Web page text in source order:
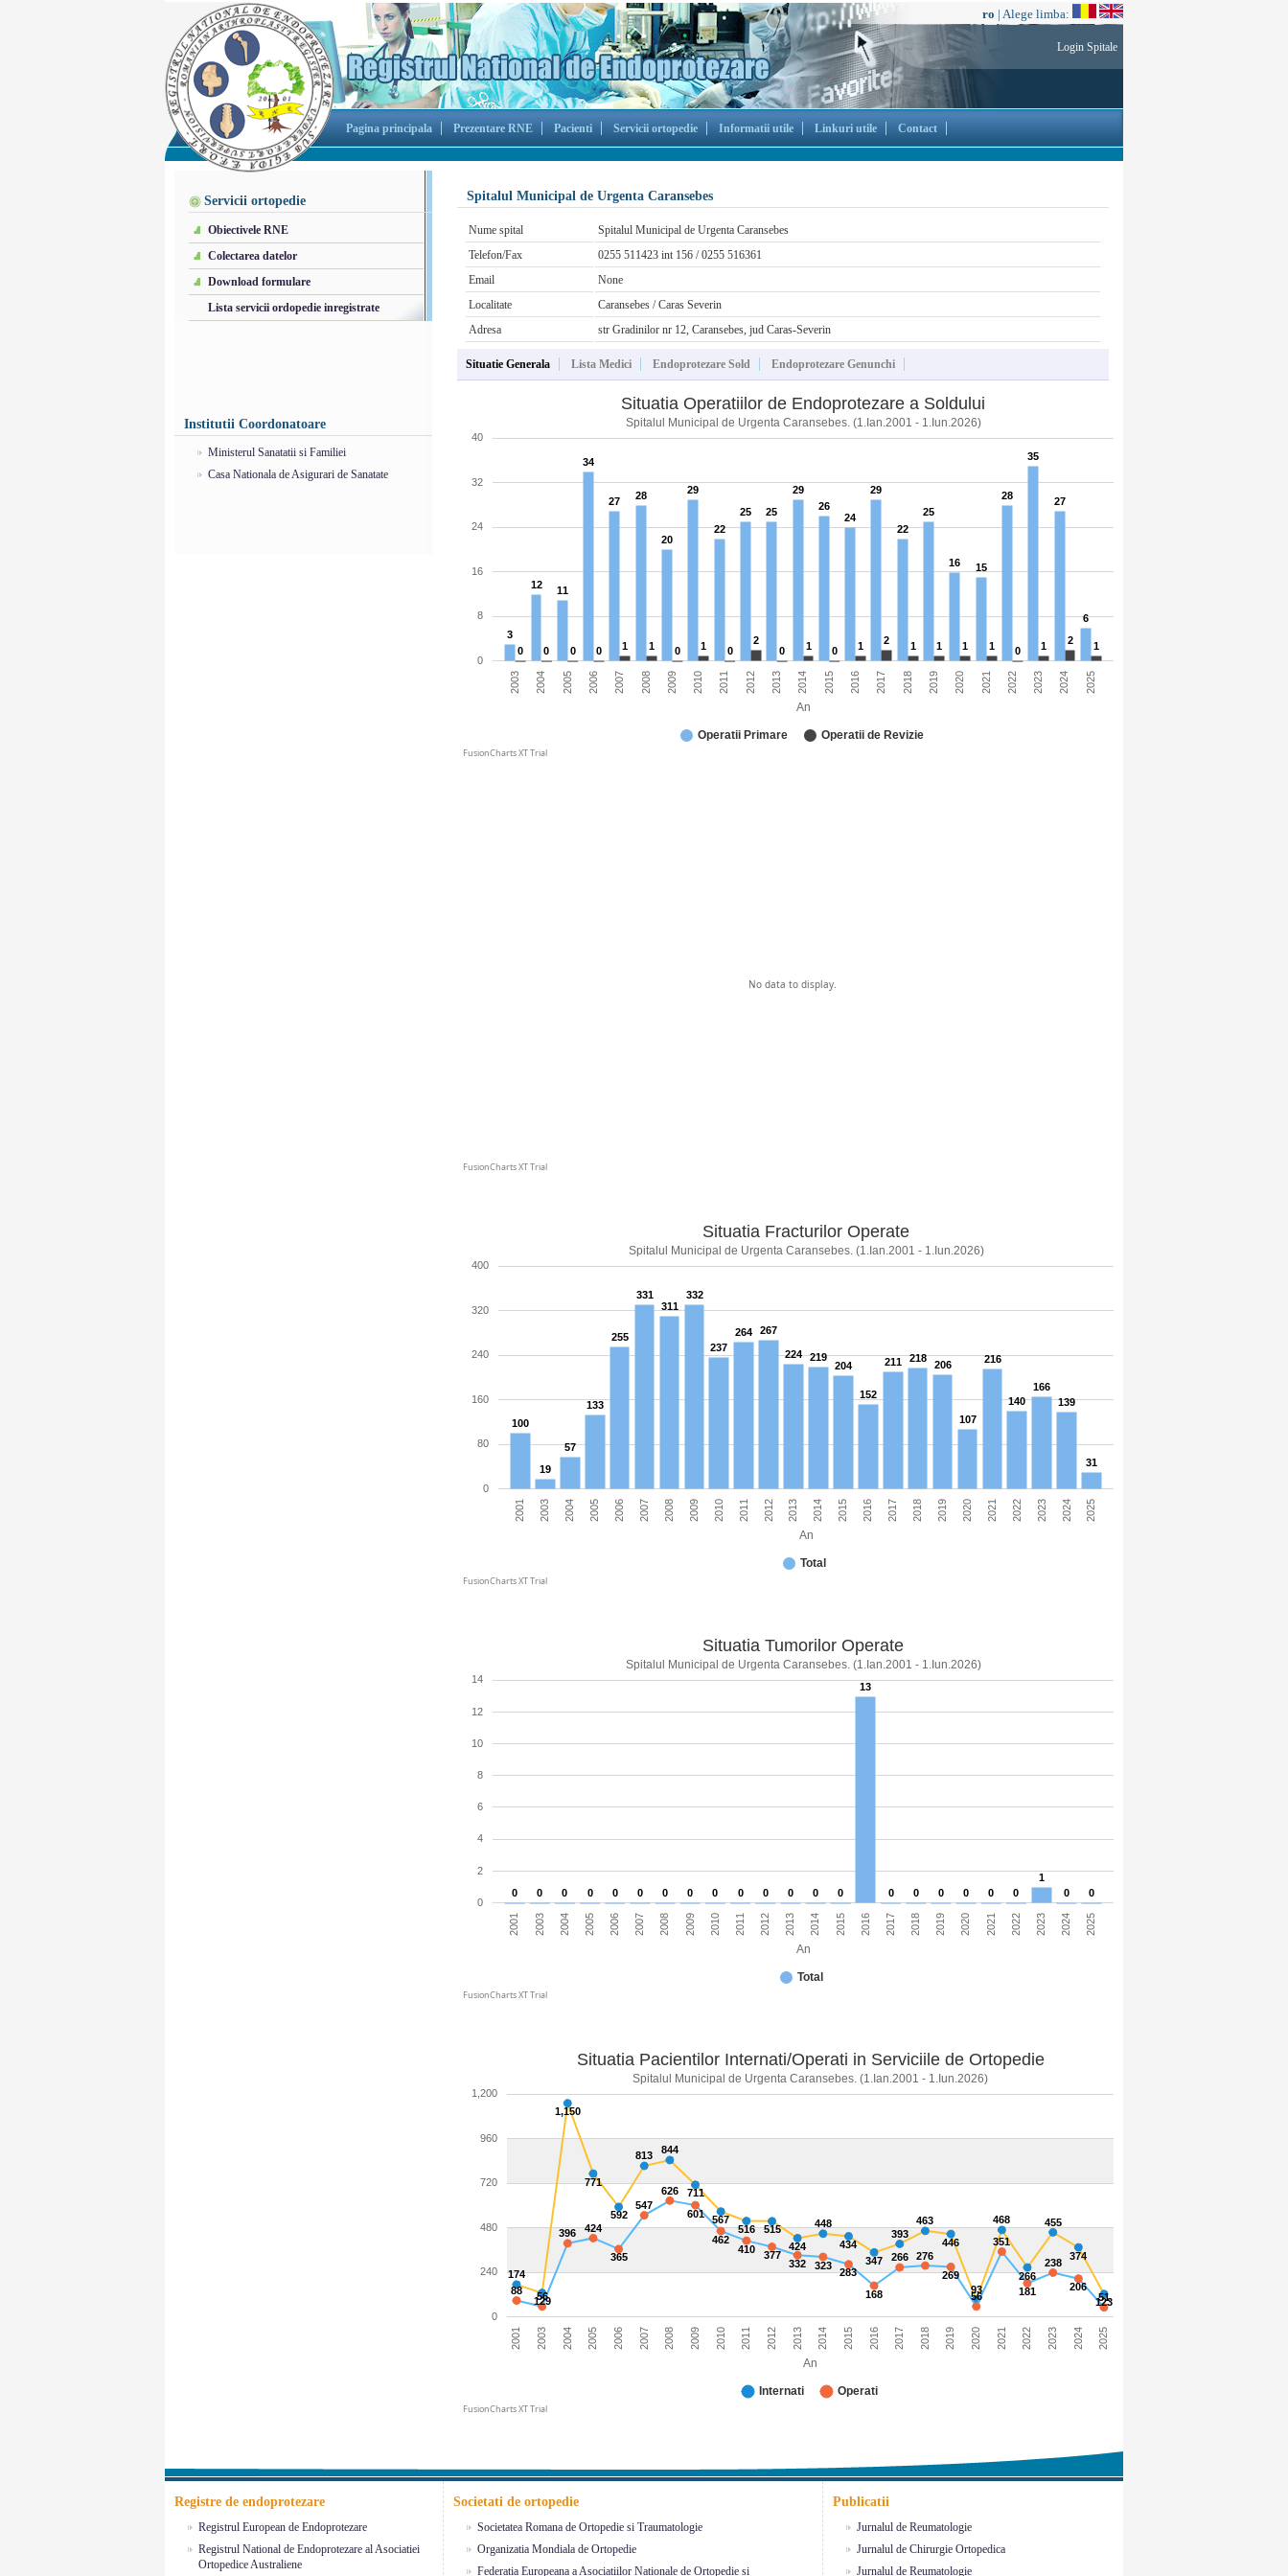
ro | Alege limba:
Login Spitale
Pagina principala Prezentare RNE Pacienti Servicii ortopedie Informatii utile Linkuri utile Contact
Servicii ortopedie
Obiectivele RNE
Colectarea datelor
Download formulare
Lista servicii ordopedie inregistrate
Institutii Coordonatoare
Ministerul Sanatatii si Familiei
Casa Nationala de Asigurari de Sanatate
Spitalul Municipal de Urgenta Caransebes
Nume spital
Spitalul Municipal de Urgenta Caransebes
Telefon/Fax
0255 511423 int 156 / 0255 516361
Email
None
Localitate
Caransebes / Caras Severin
Adresa
str Gradinilor nr 12, Caransebes, jud Caras-Severin
Situatie Generala Lista Medici Endoprotezare Sold Endoprotezare Genunchi
0
8
16
24
32
40
An
2003 2004 2005 2006 2007 2008 2009 2010 2011 2012 2013 2014 2015 2016 2017 2018 2019 2020 2021 2022 2023 2024 2025
3
12 11
34
27 28
20
29
22
25 25
29
26
24
29
22
25
16 15
28
35
27
6
0 0 0 0 1 1 0 1 0
2
0
1 0 1 2 1 1 1 1 0 1 2 1
Situatia Operatiilor de Endoprotezare a Soldului
Spitalul Municipal de Urgenta Caransebes. (1.Ian.2001 - 1.Iun.2026)
Operatii Primare Operatii de Revizie
FusionCharts XT Trial
No data to display.
FusionCharts XT Trial
0
80
160
240
320
400
An
2001 2003 2004 2005 2006 2007 2008 2009 2010 2011 2012 2013 2014 2015 2016 2017 2018 2019 2020 2021 2022 2023 2024 2025
100
19
57
133
255
331
311
332
237
264 267
224 219
204
152
211 218
206
107
216
140
166
139
31
Situatia Fracturilor Operate
Spitalul Municipal de Urgenta Caransebes. (1.Ian.2001 - 1.Iun.2026)
Total
FusionCharts XT Trial
0
2
4
6
8
10
12
14
An
2001 2003 2004 2005 2006 2007 2008 2009 2010 2011 2012 2013 2014 2015 2016 2017 2018 2019 2020 2021 2022 2023 2024 2025
0 0 0 0 0 0 0 0 0 0 0 0 0 0
13
0 0 0 0 0 0
1
0
0
Situatia Tumorilor Operate
Spitalul Municipal de Urgenta Caransebes. (1.Ian.2001 - 1.Iun.2026)
Total
FusionCharts XT Trial
0
240
480
720
960
1,200
An
2001 2003 2004 2005 2006 2007 2008 2009 2010 2011 2012 2013 2014 2015 2016 2017 2018 2019 2020 2021 2022 2023 2024 2025
174
129
1,150
771
592
813 844
711
567
516
515
424
448
434
347
393
463
446
93
468
266
455
374
123
88 56
396 424
365
547
626
601
462
410
377
332 323
283
168
266
276
269
56
351
181
238
206
51
Situatia Pacientilor Internati/Operati in Serviciile de Ortopedie
Spitalul Municipal de Urgenta Caransebes. (1.Ian.2001 - 1.Iun.2026)
Internati Operati
FusionCharts XT Trial
Registre de endoprotezare
Registrul European de Endoprotezare
Registrul National de Endoprotezare al Asociatiei
Ortopedice Australiene
Societati de ortopedie
Societatea Romana de Ortopedie si Traumatologie
Organizatia Mondiala de Ortopedie
Federatia Europeana a Asociatiilor Nationale de Ortopedie si
Publicatii
Jurnalul de Reumatologie
Jurnalul de Chirurgie Ortopedica
Jurnalul de Reumatologie